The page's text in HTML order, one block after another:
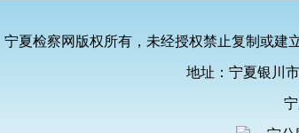
宁夏检察网版权所有，未经授权禁止复制或建
地址：宁夏银川